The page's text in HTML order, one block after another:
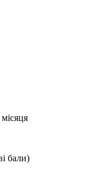
бали)